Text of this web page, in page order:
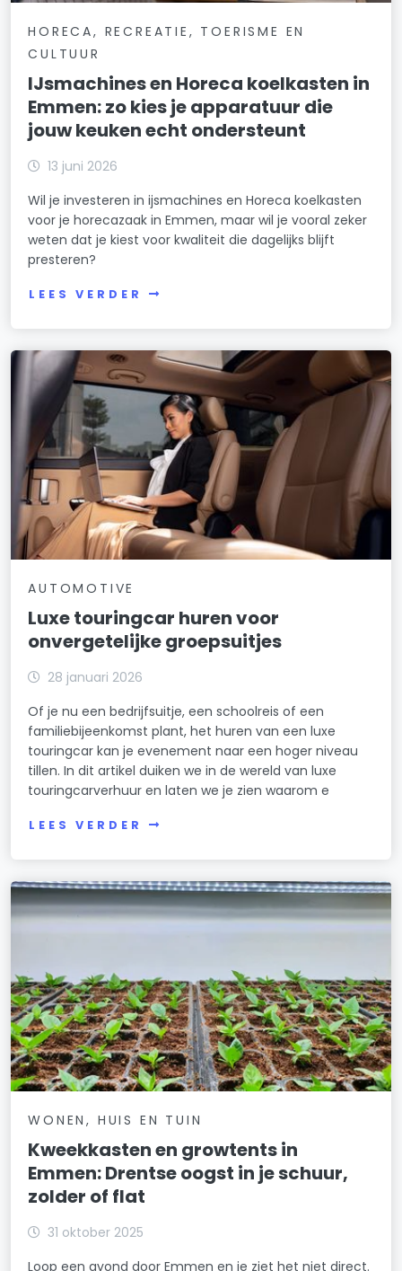
HORECA, RECREATIE, TOERISME EN
CULTUUR
IJsmachines en Horeca koelkasten in
Emmen: zo kies je apparatuur die
jouw keuken echt ondersteunt
13 juni 2026
Wil je investeren in ijsmachines en Horeca koelkasten
voor je horecazaak in Emmen, maar wil je vooral zeker
weten dat je kiest voor kwaliteit die dagelijks blijft
presteren?
LEES VERDER
AUTOMOTIVE
Luxe touringcar huren voor
onvergetelijke groepsuitjes
28 januari 2026
Of je nu een bedrijfsuitje, een schoolreis of een
familiebijeenkomst plant, het huren van een luxe
touringcar kan je evenement naar een hoger niveau
tillen. In dit artikel duiken we in de wereld van luxe
touringcarverhuur en laten we je zien waarom e
LEES VERDER
WONEN, HUIS EN TUIN
Kweekkasten en growtents in
Emmen: Drentse oogst in je schuur,
zolder of flat
31 oktober 2025
Loop een avond door Emmen en je ziet het niet direct.